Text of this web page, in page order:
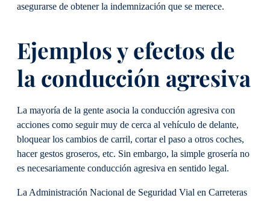
asegurarse de obtener la indemnización que se merece.
Ejemplos y efectos de
la conducción agresiva
La mayoría de la gente asocia la conducción agresiva con
acciones como seguir muy de cerca al vehículo de delante,
bloquear los cambios de carril, cortar el paso a otros coches,
hacer gestos groseros, etc. Sin embargo, la simple grosería no
es necesariamente conducción agresiva en sentido legal.
La Administración Nacional de Seguridad Vial en Carreteras